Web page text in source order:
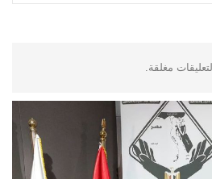
التعليقات مغلقة.